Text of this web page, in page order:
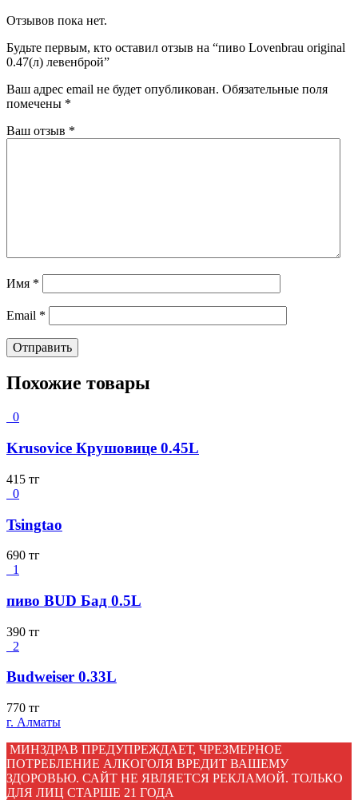
Отзывов пока нет.
Будьте первым, кто оставил отзыв на “пиво Lovenbrau original
0.47(л) левенброй”
Ваш адрес email не будет опубликован. Обязательные поля
помечены *
Ваш отзыв *
Имя *
Email *
Похожие товары
0
Krusovice Крушовице 0.45L
415 тг
0
Tsingtao
690 тг
1
пиво BUD Бад 0.5L
390 тг
2
Budweiser 0.33L
770 тг
г. Алматы
МИНЗДРАВ ПРЕДУПРЕЖДАЕТ, ЧРЕЗМЕРНОЕ
ПОТРЕБЛЕНИЕ АЛКОГОЛЯ ВРЕДИТ ВАШЕМУ
ЗДОРОВЬЮ. САЙТ НЕ ЯВЛЯЕТСЯ РЕКЛАМОЙ. ТОЛЬКО
ДЛЯ ЛИЦ СТАРШЕ 21 ГОДА